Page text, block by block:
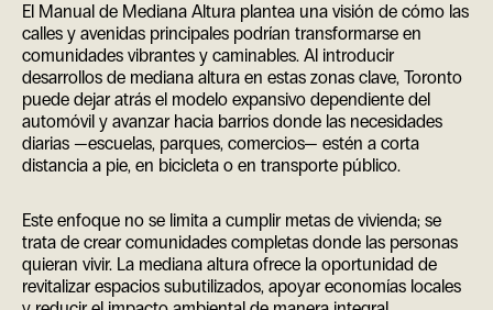
El Manual de Mediana Altura plantea una visión de cómo las
calles y avenidas principales podrían transformarse en
comunidades vibrantes y caminables. Al introducir
desarrollos de mediana altura en estas zonas clave, Toronto
puede dejar atrás el modelo expansivo dependiente del
automóvil y avanzar hacia barrios donde las necesidades
diarias —escuelas, parques, comercios— estén a corta
distancia a pie, en bicicleta o en transporte público.
Este enfoque no se limita a cumplir metas de vivienda; se
trata de crear comunidades completas donde las personas
quieran vivir. La mediana altura ofrece la oportunidad de
revitalizar espacios subutilizados, apoyar economías locales